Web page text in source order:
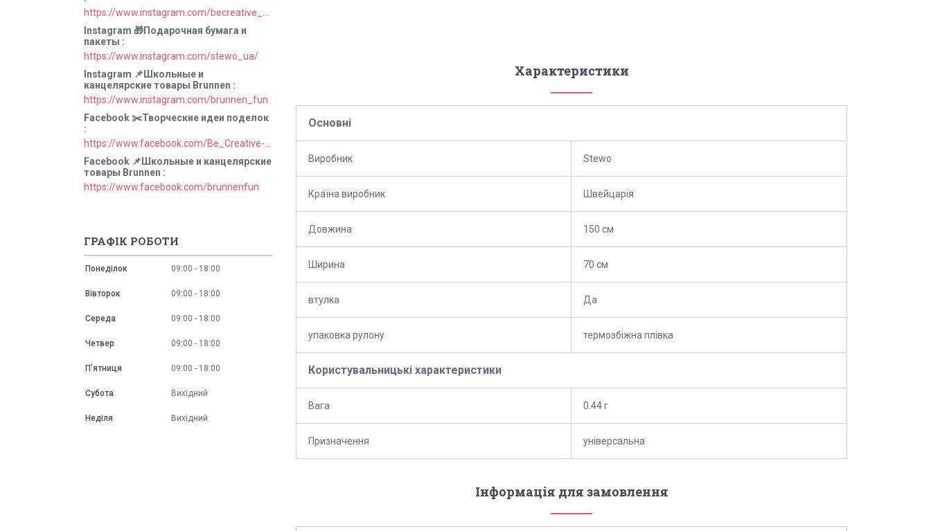
Характеристики
Основні
Виробник Stewo
Країна виробник Швейцарія
Довжина 150 см
Ширина 70 см
втулка Да
упаковка рулону термозбіжна плівка
Користувальницькі характеристики
Вага 0.44 г
Призначення універсальна
Інформація для замовлення
Instagram 🎁Подарочная бумага и
пакеты
https://www.instagram.com/stewo_ua/
Instagram 📌Школьные и
канцелярские товары Brunnen
https://www.instagram.com/brunnen_fun
Facebook ✂️Творческие идеи поделок
Facebook 📌Школьные и канцелярские
товары Brunnen
https://www.facebook.com/brunnenfun
ГРАФІК РОБОТИ
Понеділок 09:00 18:00
Вівторок 09:00 18:00
Середа 09:00 18:00
Четвер 09:00 18:00
Пʼятниця 09:00 18:00
Субота Вихідний
Неділя Вихідний